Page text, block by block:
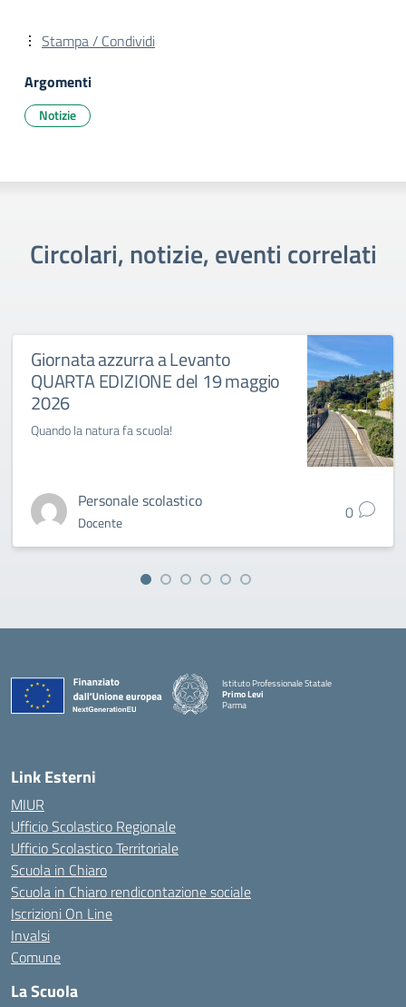
Stampa / Condividi
Argomenti
Notizie
Circolari, notizie, eventi correlati
Giornata azzurra a Levanto
QUARTA EDIZIONE del 19 maggio
2026
Quando la natura fa scuola!
Personale scolastico
Docente 0
Istituto Professionale Statale
Primo Levi
Parma
Link Esterni
MIUR
Ufficio Scolastico Regionale
Ufficio Scolastico Territoriale
Scuola in Chiaro
Scuola in Chiaro rendicontazione sociale
Iscrizioni On Line
Invalsi
Comune
La Scuola